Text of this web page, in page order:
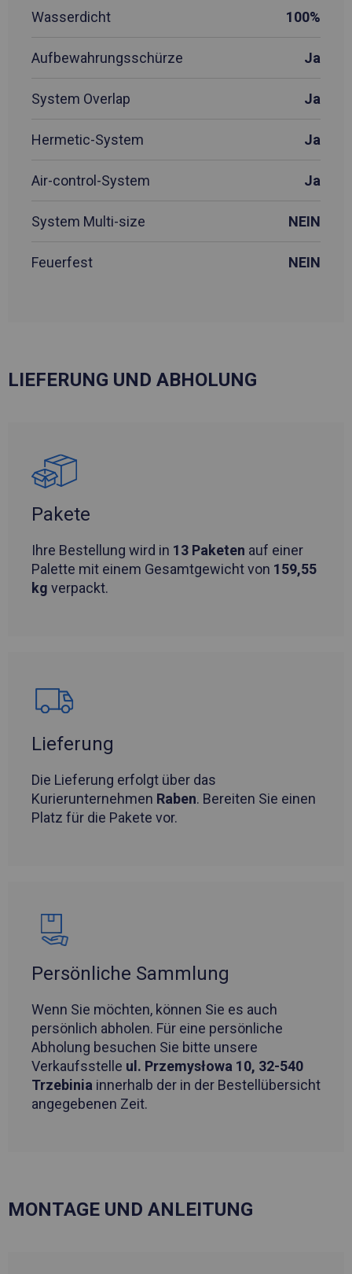
Wasserdicht 100%
Aufbewahrungsschürze Ja
System Overlap Ja
Hermetic-System Ja
Air-control-System Ja
System Multi-size NEIN
Feuerfest NEIN
LIEFERUNG UND ABHOLUNG
Pakete
Ihre Bestellung wird in 13 Paketen auf einer
Palette mit einem Gesamtgewicht von 159,55
kg verpackt.
Lieferung
Die Lieferung erfolgt über das
Kurierunternehmen Raben. Bereiten Sie einen
Platz für die Pakete vor.
Persönliche Sammlung
Wenn Sie möchten, können Sie es auch
persönlich abholen. Für eine persönliche
Abholung besuchen Sie bitte unsere
Verkaufsstelle ul. Przemysłowa 10, 32-540
Trzebinia innerhalb der in der Bestellübersicht
angegebenen Zeit.
MONTAGE UND ANLEITUNG